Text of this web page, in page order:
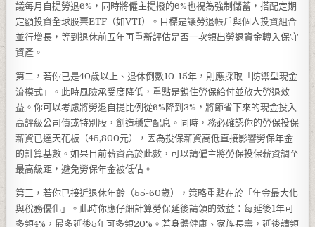
議每月自提勞退6%，同時將僱主提撥的6%也視為強制儲蓄，搭配定期
定額投資全球股票ETF（如VTI）。目標是讓勞退帳戶與個人投資組合
並行增長，等到退休前五年再重新評估是否一次領出勞退資金轉入保守
資產。
第二，若你已是40歲以上、退休倒數10-15年，則應採取「防禦型現金
流模式」。此時風險承受度降低，重點是鎖住勞保給付並放大勞退效
益。你可以考慮將勞退自提比例從6%降到3%，將節省下來的現金投入
高評級公司債或特別股，創造穩定配息。同時，務必確認你的勞保投保
薪資已達天花板（45,800元），因為投保薪資高低直接影響勞保年金
的計算基數。如果目前薪資高於此數，可以請僱主將勞保投保薪資調至
最高級距，避免勞保年金被低估。
第三，若你已接近退休年齡（55-60歲），策略重點在於「年金最大化
與稅務優化」。此時你應仔細計算勞保延後請領的效益：每延後1年可
多領4%，最多延後5年可多領20%。若身體健康、家族長壽，延後請領